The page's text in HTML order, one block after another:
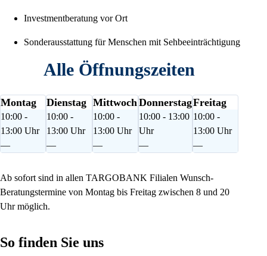
Investmentberatung vor Ort
Sonderausstattung für Menschen mit Sehbeeinträchtigung
Alle Öffnungszeiten
Montag
10:00 -
13:00 Uhr
—
Dienstag
10:00 -
13:00 Uhr
—
Mittwoch
10:00 -
13:00 Uhr
—
Donnerstag
10:00 - 13:00
Uhr
—
Freitag
10:00 -
13:00 Uhr
—
Ab sofort sind in allen TARGOBANK Filialen Wunsch-
Beratungstermine von Montag bis Freitag zwischen 8 und 20
Uhr möglich.
So finden Sie uns